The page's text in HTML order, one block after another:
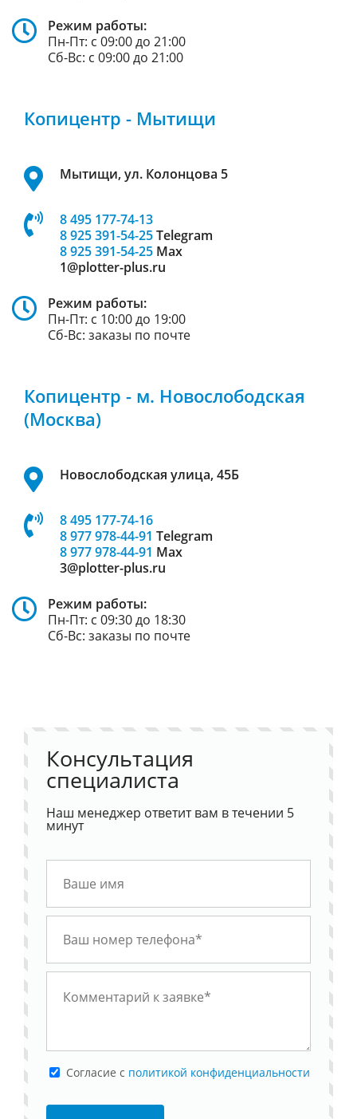
Режим работы:
Пн-Пт: с 09:00 до 21:00
Сб-Вс: с 09:00 до 21:00
Копицентр - Мытищи
Мытищи, ул. Колонцова 5
8 495 177-74-13
8 925 391-54-25Telegram
8 925 391-54-25 Max
1@plotter-plus.ru
Режим работы:
Пн-Пт: с 10:00 до 19:00
Сб-Вс: заказы по почте
Копицентр - м. Новослободская
(Москва)
Новослободская улица, 45Б
8 495 177-74-16
8 977 978-44-91 Telegram
8 977 978-44-91 Max
3@plotter-plus.ru
Режим работы:
Пн-Пт: с 09:30 до 18:30
Сб-Вс: заказы по почте
Консультация
специалиста
Наш менеджер ответит вам в течении 5
минут
Cогласие с политикой конфиденциальности